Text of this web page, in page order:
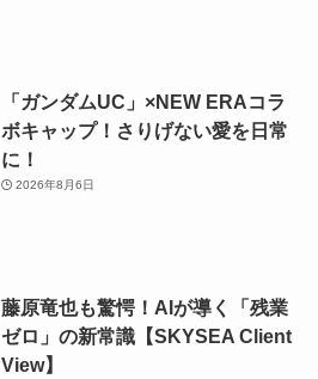
「ガンダムUC」×NEW ERAコラ
ボキャップ！さりげない愛を日常
に！
2026年8月6日
藤原竜也も驚愕！AIが導く「残業
ゼロ」の新常識【SKYSEA Client
View】